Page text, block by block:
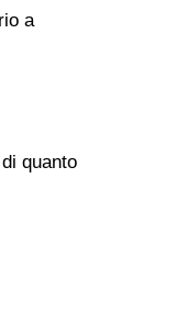
a
quanto